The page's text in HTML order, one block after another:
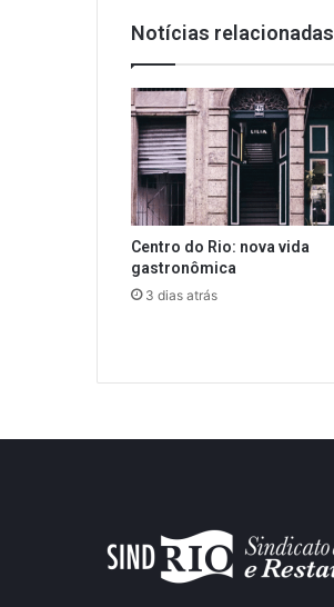
Notícias relacionadas
Centro do Rio: nova vida
gastronômica
3 dias atrás